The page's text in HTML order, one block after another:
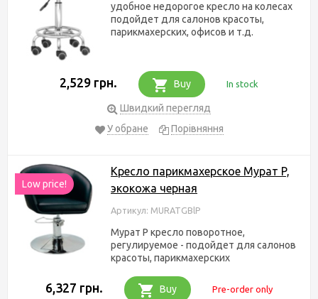
удобное недорогое кресло на колесах
подойдет для салонов красоты,
парикмахерских, офисов и т.д.
2,529 грн. Buy In stock
Швидкий перегляд
У обране
Порівняння
Low price!
Кресло парикмахерское Мурат P,
экокожа черная
Артикул: MURATGBlP
Мурат P кресло поворотное,
регулируемое - подойдет для салонов
красоты, парикмахерских
6,327 грн. Buy Pre-order only